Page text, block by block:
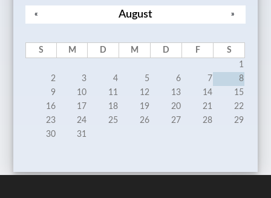
August
« »
S M D M D F
S
1
2
3 4 5 6 7
8
9
10 11 12 13 14
15
16
17 18 19 20 21
22
23
24 25 26 27 28
29
30
31